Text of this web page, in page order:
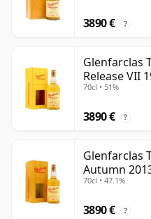
3890 € ?
Glenfarclas
Release VII
70cl • 51%
3890 € ?
Glenfarclas
Autumn
70cl • 47.1%
3890 € ?